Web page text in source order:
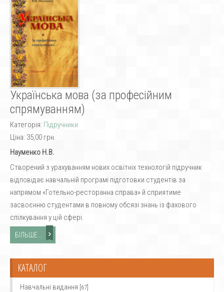
Українська мова (за професійним
спрямуванням)
Категорія: Підручники
Ціна: 35,00 грн.
Науменко Н.В.
Створений з урахуванням нових освітніх технологій підручник
відповідає навчальній програмі підготовки студентів за
напрямом «Готельно-ресторанна справа» й сприятиме
засвоєнню студентами в повному обсязі знань із фахового
спілкування у цій сфері.
БІЛЬШЕ...
КАТАЛОГ
Навчальні видання [67]